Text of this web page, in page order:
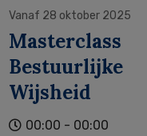
Vanaf 28 oktober 2025
Masterclass
Bestuurlijke
Wijsheid
00:00 - 00:00